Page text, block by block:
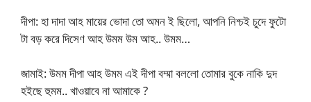
দীপা: হা দাদা আহ মায়ের ভোদা তো অমন ই ছিলো, আপনি নিশ্চই চুদে ফুটো
টা বড় করে দিসেণ আহ উমম উম আহ.. উমম…
জামাই: উমম দীপা আহ উমম এই দীপা বম্মা বললো তোমার বুকে নাকি দুদ
হইছে হুমম.. খাওয়াবে না আমাকে ?